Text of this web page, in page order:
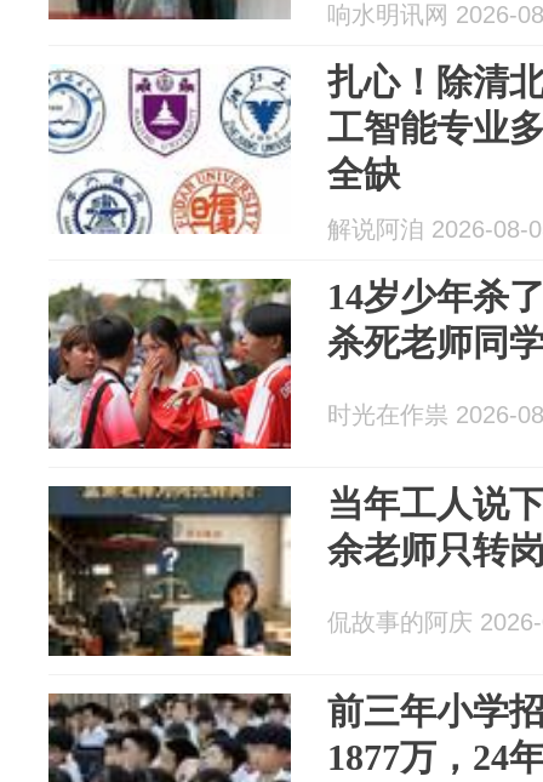
响水明讯网 2026-
扎心！除清
工智能专业
全缺
解说阿洎 2026-08-
14岁少年杀
杀死老师同
时光在作祟 2026-
当年工人说
余老师只转
侃故事的阿庆
前三年小学
1877万，24